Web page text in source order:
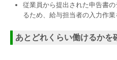
従業員から提出された申告書
るため、給与担当者の入力作業
あとどれくらい働けるかを